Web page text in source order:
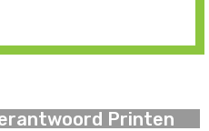
Printen